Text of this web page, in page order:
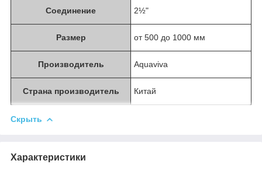
Соединение 2½"
Размер от 500 до 1000 мм
Производитель Aquaviva
Страна производитель Китай
Скрыть
Характеристики